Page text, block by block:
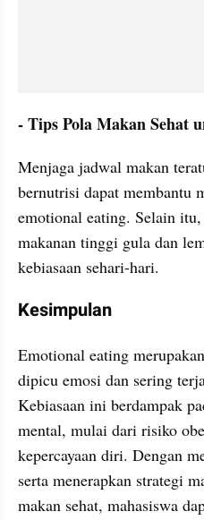
- Tips Pola Makan Sehat
Menjaga jadwal makan
bernutrisi dapat membantu
emotional eating. Selain
makanan tinggi gula dan
kebiasaan sehari-hari.
Kesimpulan
Emotional eating
dipicu emosi dan sering
Kebiasaan ini berdampak
mental, mulai dari risiko
kepercayaan diri. Dengan
serta menerapkan strategi
makan sehat, mahasiswa